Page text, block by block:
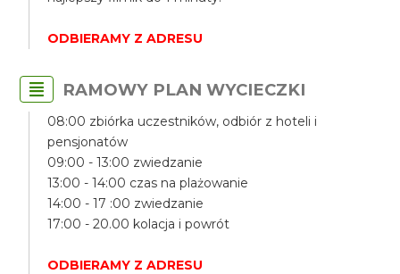
ODBIERAMY Z ADRESU
RAMOWY PLAN WYCIECZKI
08:00 zbiórka uczestników, odbiór z hoteli i
pensjonatów
09:00 - 13:00 zwiedzanie
13:00 - 14:00 czas na plażowanie
14:00 - 17 :00 zwiedzanie
17:00 - 20.00 kolacja i powrót
ODBIERAMY Z ADRESU